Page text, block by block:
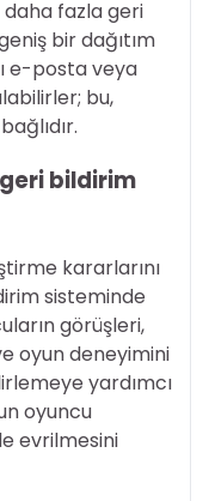
daha fazla geri
bir dağıtım
e-posta veya
bu,
bildirim
kararlarını
sisteminde
görüşleri,
oyun deneyimini
yardımcı
oyuncu
evrilmesini